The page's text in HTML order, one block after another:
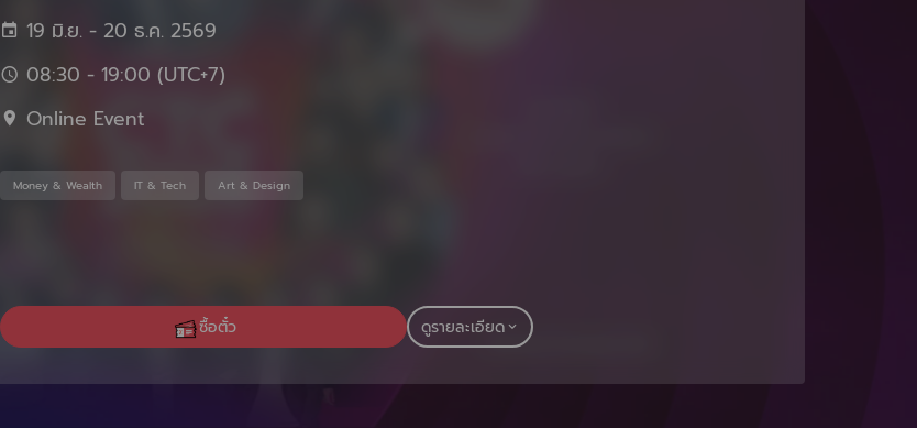
19 มิ.ย. - 20 ธ.ค. 2569
08:30 - 19:00 (UTC+7)
Online Event
Money & Wealth IT & Tech Art & Design
ซื้อตั๋ว ดูรายละเอียด